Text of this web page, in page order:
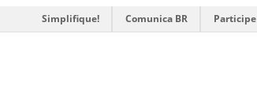
Simplifique! Comunica BR Participe